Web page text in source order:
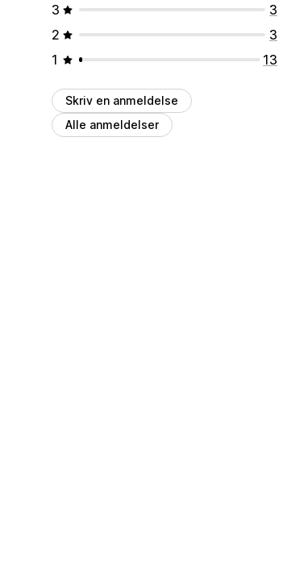
3
3
2
3
1
13
Skriv en anmeldelse
Alle anmeldelser